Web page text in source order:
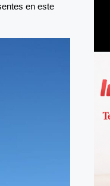
en este